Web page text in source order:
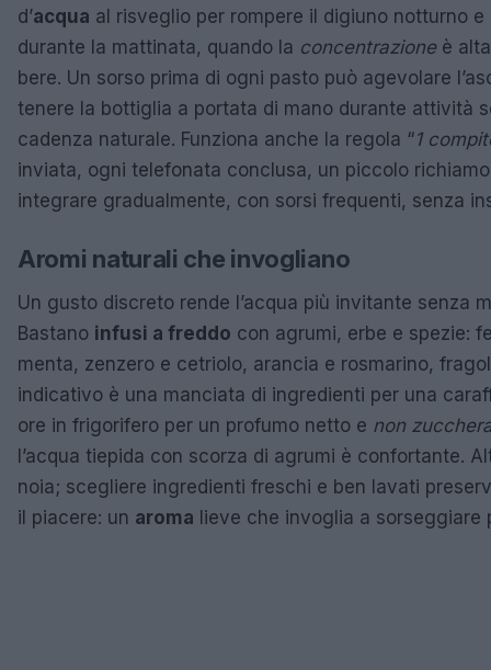
d’acqua al risveglio per rompere il digiuno notturno
durante la mattinata, quando la concentrazioneè alta
bere. Un sorso prima di ogni pasto può agevolare
tenere la bottiglia a portata di mano durante attività
cadenza naturale. Funziona anche la regola “1
inviata, ogni telefonata conclusa, un piccolo
integrare gradualmente, con sorsi frequenti, senza
Aromi naturali che invogliano
Un gusto discreto rende l’acqua più invitante senza
Bastano infusi a freddo con agrumi, erbe e spezie:
menta, zenzero e cetriolo, arancia e rosmarino,
indicativo è una manciata di ingredienti per una
ore in frigorifero per un profumo netto e non
l’acqua tiepida con scorza di agrumi è confortante.
noia; scegliere ingredienti freschi e ben lavati
il piacere: un aroma lieve che invoglia a sorseggiare